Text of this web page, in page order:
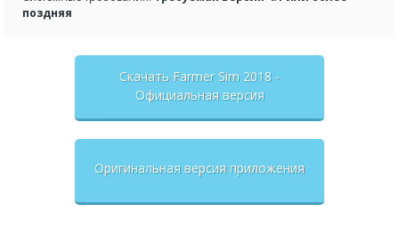
поздняя
Скачать Farmer Sim 2018 -
Официальная версия
Оригинальная версия приложения